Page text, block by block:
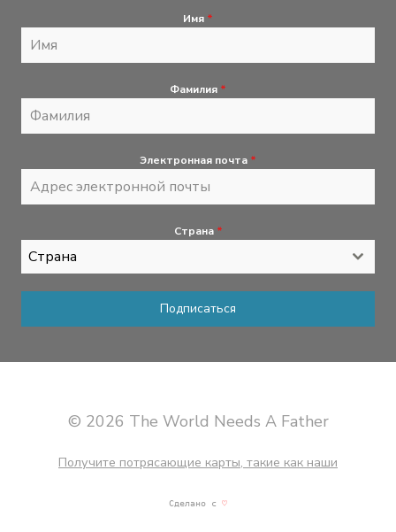
Имя *
Фамилия *
Электронная почта *
Страна *
Страна
Подписаться
© 2026 The World Needs A Father
Получите потрясающие карты, такие как наши
Сделано с ♡